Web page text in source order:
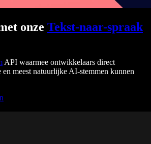
onze Tekst-naar-spraak
API waarmee ontwikkelaars direct
en meest natuurlijke AI-stemmen kunnen